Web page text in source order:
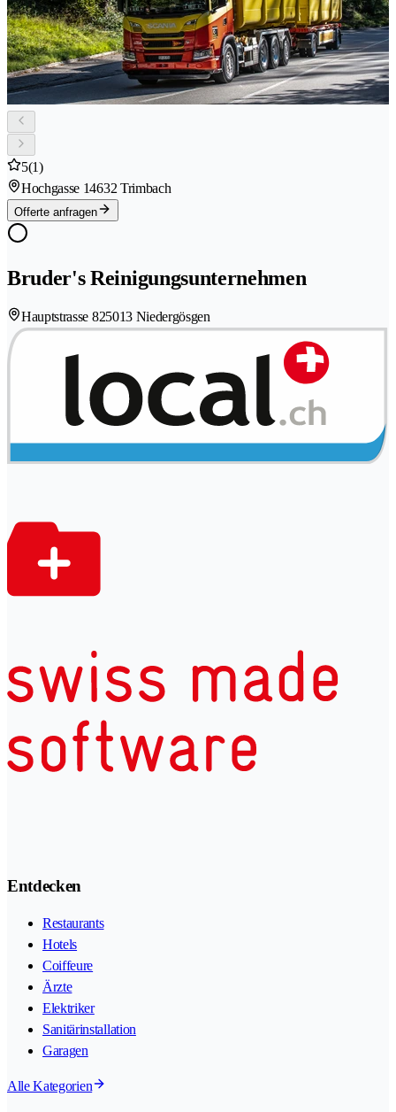
5(1)
Hochgasse 14632 Trimbach
Offerte anfragen
Bruder's Reinigungsunternehmen
Hauptstrasse 825013 Niedergösgen
Entdecken
Restaurants
Hotels
Coiffeure
Ärzte
Elektriker
Sanitärinstallation
Garagen
Alle Kategorien